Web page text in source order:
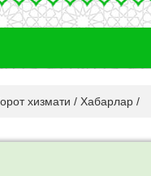
хизмати / Хабарлар /